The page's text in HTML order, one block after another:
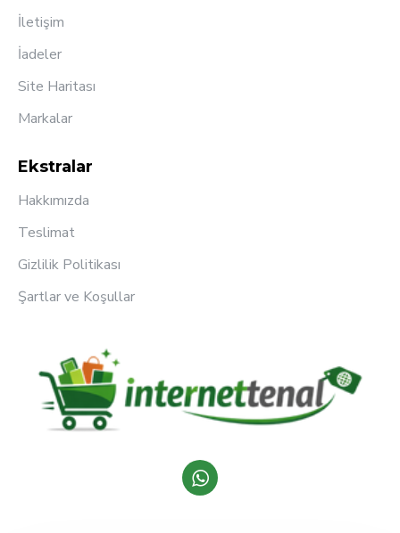
İletişim
İadeler
Site Haritası
Markalar
Ekstralar
Hakkımızda
Teslimat
Gizlilik Politikası
Şartlar ve Koşullar